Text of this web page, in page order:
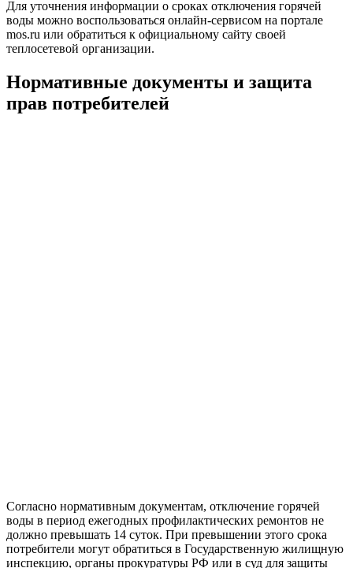
Для уточнения информации о сроках отключения горячей
воды можно воспользоваться онлайн-сервисом на портале
mos.ru или обратиться к официальному сайту своей
теплосетевой организации.
Нормативные документы и защита
прав потребителей
Согласно нормативным документам, отключение горячей
воды в период ежегодных профилактических ремонтов не
должно превышать 14 суток. При превышении этого срока
потребители могут обратиться в Государственную жилищную
инспекцию, органы прокуратуры РФ или в суд для защиты